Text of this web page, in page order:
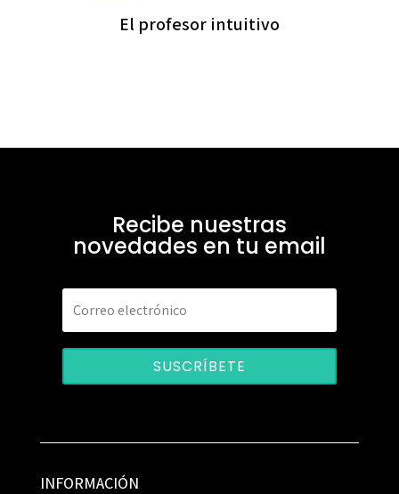
El profesor intuitivo
Recibe nuestras
novedades en tu email
SUSCRÍBETE
INFORMACIÓN